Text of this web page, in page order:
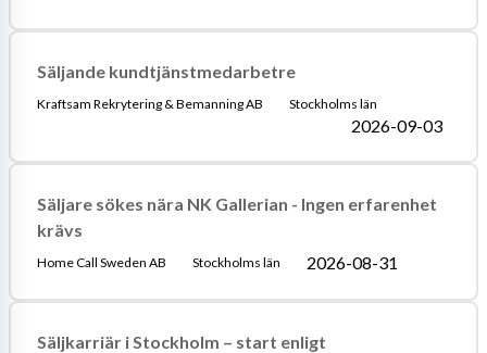
Säljande kundtjänstmedarbetre
Kraftsam Rekrytering & Bemanning AB Stockholms län
2026-09-03
Säljare sökes nära NK Gallerian - Ingen erfarenhet
krävs
Home Call Sweden AB Stockholms län 2026-08-31
Säljkarriär i Stockholm – start enligt